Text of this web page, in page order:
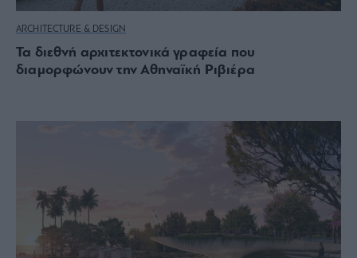
ARCHITECTURE & DESIGN
Τα διεθνή αρχιτεκτονικά γραφεία που
διαμορφώνουν την Αθηναϊκή Ριβιέρα